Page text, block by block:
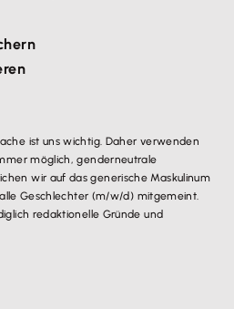
ist uns wichtig. Daher verwenden
möglich, genderneutrale
wir auf das generische Maskulinum
Geschlechter (m/w/d) mitgemeint.
redaktionelle Gründe und